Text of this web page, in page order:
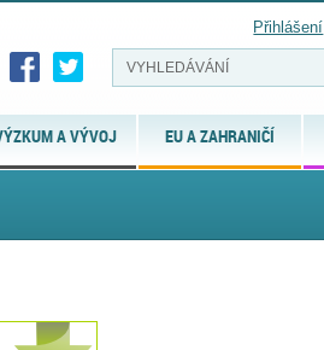
A VÝVOJ EU A ZAHRANIČÍ
Přihlášení